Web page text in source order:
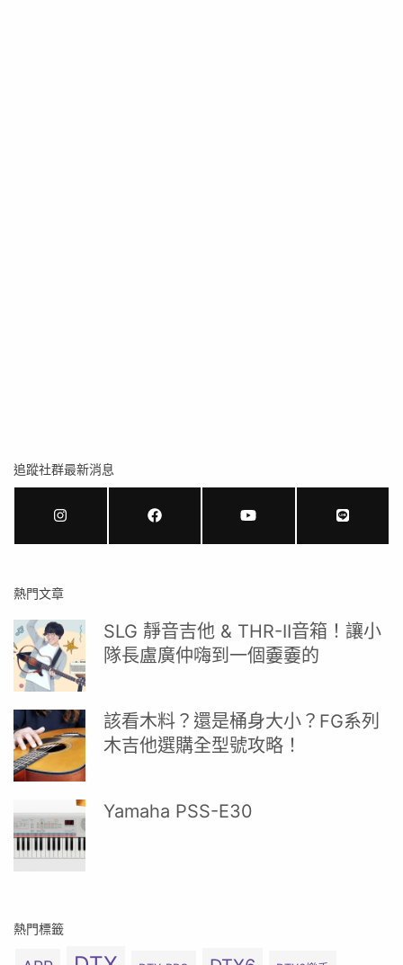
追蹤社群最新消息
熱門文章
SLG 靜音吉他 & THR-II音箱！讓小
隊長盧廣仲嗨到一個嫑嫑的
該看木料？還是桶身大小？FG系列
木吉他選購全型號攻略！
Yamaha PSS-E30
熱門標籤